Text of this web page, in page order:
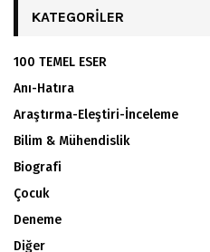
KATEGORILER
100 TEMEL ESER
Anı-Hatıra
Araştırma-Eleştiri-İnceleme
Bilim & Mühendislik
Biografi
Çocuk
Deneme
Diğer